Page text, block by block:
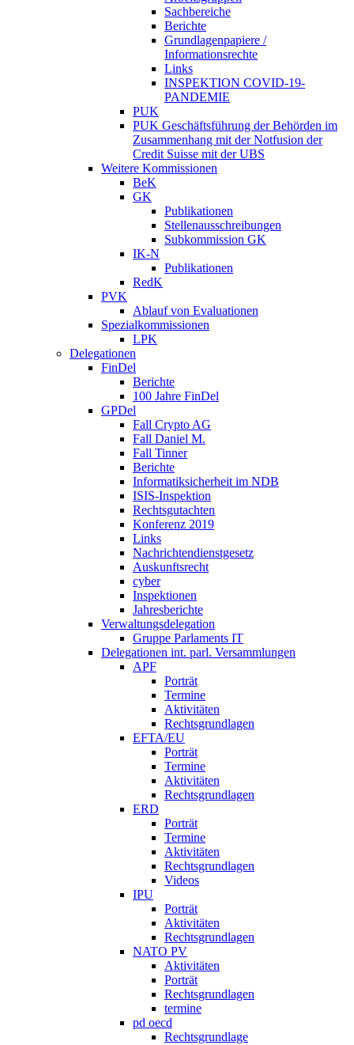
Sachbereiche
Berichte
Grundlagenpapiere /
Informationsrechte
Links
INSPEKTION COVID-19-
PANDEMIE
PUK
PUK Geschäftsführung der Behörden im
Zusammenhang mit der Notfusion der
Credit Suisse mit der UBS
Weitere Kommissionen
BeK
GK
Publikationen
Stellenausschreibungen
Subkommission GK
IK-N
Publikationen
RedK
PVK
Ablauf von Evaluationen
Spezialkommissionen
LPK
Delegationen
FinDel
Berichte
100 Jahre FinDel
GPDel
Fall Crypto AG
Fall Daniel M.
Fall Tinner
Berichte
Informatiksicherheit ­im NDB
ISIS-Inspektion
Rechtsgutachten
Konferenz 2019
Links
Nachrichtendienstgesetz
Auskunftsrecht
cyber
Inspektionen
Jahresberichte
Verwaltungsdelegation
Gruppe Parlaments IT
Delegationen int. parl. Versammlungen
APF
Porträt
Termine
Aktivitäten
Rechtsgrundlagen
EFTA/EU
Porträt
Termine
Aktivitäten
Rechtsgrundlagen
ERD
Porträt
Termine
Aktivitäten
Rechtsgrundlagen
Videos
IPU
Porträt
Aktivitäten
Rechtsgrundlagen
NATO PV
Aktivitäten
Porträt
Rechtsgrundlagen
termine
pd oecd
Rechtsgrundlage